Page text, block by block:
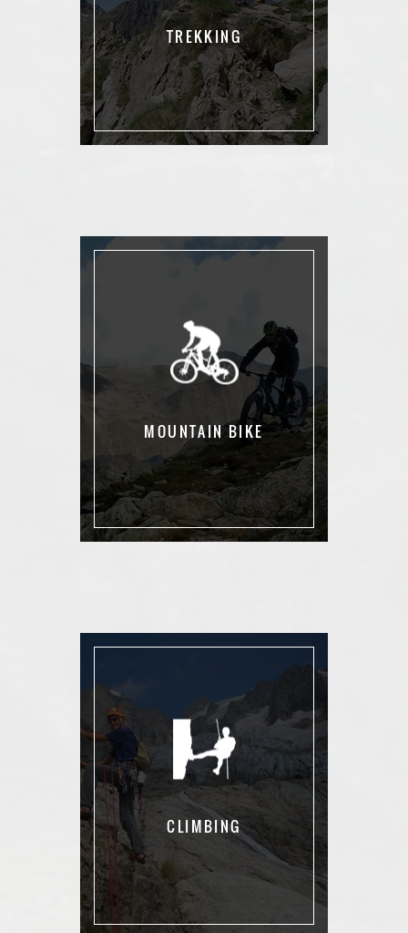
TREKKING
MOUNTAIN BIKE
CLIMBING